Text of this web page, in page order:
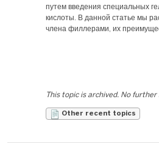
путем введения специальных
кислоты. В данной статье мы
члена филлерами, их
This topic is archived. No
Other recent topics